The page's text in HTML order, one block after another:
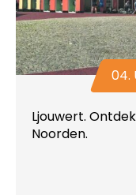
04.
Ljouwert.
Noorden.